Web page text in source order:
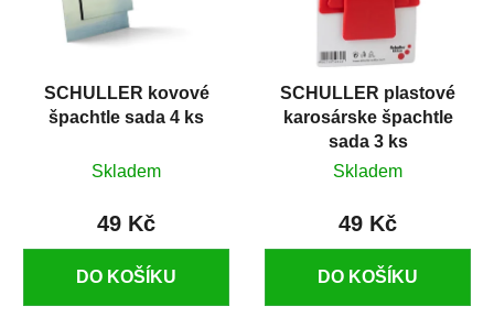
SCHULLER kovové
špachtle sada 4 ks
Skladem
49 Kč
DO KOŠÍKU
SCHULLER plastové
karosárske špachtle
sada 3 ks
Skladem
49 Kč
DO KOŠÍKU